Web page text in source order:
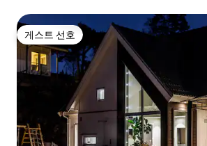
게스트 선호
게스트 선호